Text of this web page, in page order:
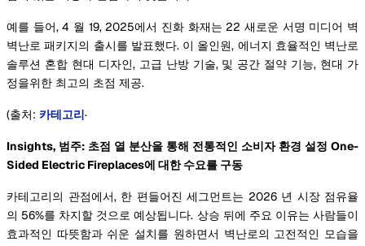
예를 들어, 4 월 19, 2025에서 진화 화재는 22 새로운 서명 미디어 벽
벽난로 패키지의 출시를 발표했다. 이 올인원, 에너지 효율적인 벽난로
솔루션 혼합 현대 디자인, 고급 난방 기술, 및 공간 절약 기능, 현대 가
정을위한 최고의 초점 제공.
(출처: 카테고리·
Insights, 범주: 초점 열 분산을 통해 전통적인 소비자 환경 설정 One-
Sided Electric Fireplaces에 대한 수요를 구동
카테고리의 관점에서, 한 편들어진 세그먼트는 2026 년 시장 점유율
의 56%를 차지할 것으로 예상됩니다. 상승 뒤에 주요 이유는 사람들이
효과적인 따뜻함과 쉬운 설치를 원하면서 벽난로의 고전적인 모습을